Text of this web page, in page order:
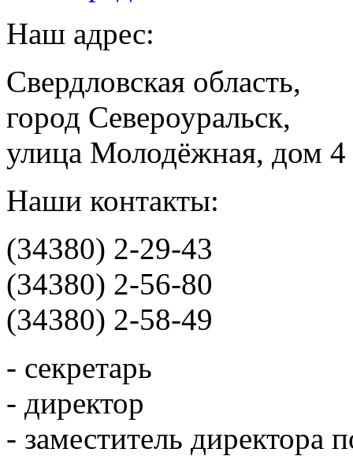
Наш адрес:
Свердловская область,
город Североуральск,
улица Молодёжная, дом 4
Наши контакты:
(34380) 2-29-43
(34380) 2-56-80
(34380) 2-58-49
- секретарь
- директор
- заместитель директора